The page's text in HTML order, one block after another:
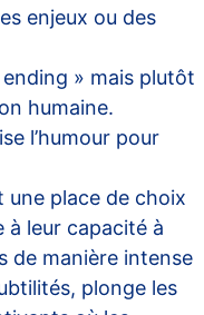
enjeux ou des
» mais plutôt
humaine.
l’humour pour
une place de choix
à leur capacité à
de manière intense
plonge les